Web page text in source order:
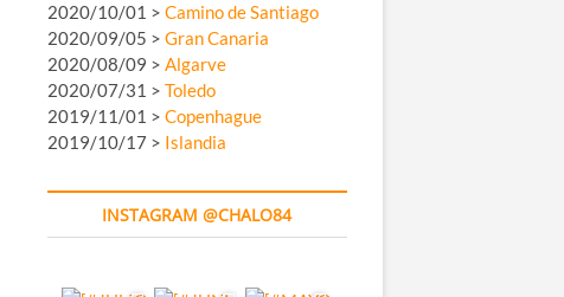
2020/10/01 > Camino de Santiago
2020/09/05 > Gran Canaria
2020/08/09 > Algarve
2020/07/31 > Toledo
2019/11/01 > Copenhague
2019/10/17 > Islandia
INSTAGRAM @CHALO84